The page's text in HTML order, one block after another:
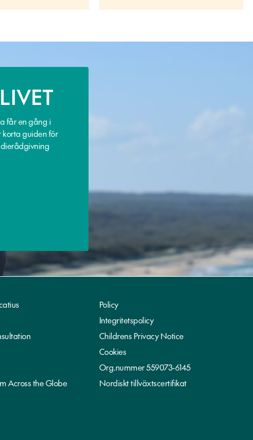
får en gång i
korta guiden för
Across the Globe
Policy
Integritetspolicy
Childrens Privacy Notice
Cookies
Org.nummer 559073-6145
Nordiskt tillväxtscertifikat